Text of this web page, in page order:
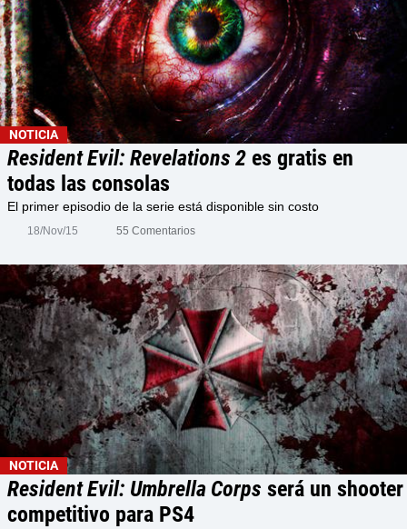
NOTICIA
Resident Evil: Revelations 2 es gratis en
todas las consolas
El primer episodio de la serie está disponible sin costo
18/Nov/15 55 Comentarios
NOTICIA
Resident Evil: Umbrella Corps será un shooter
competitivo para PS4